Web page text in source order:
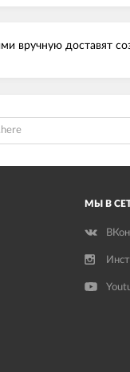
вручную доставят
МЫ В